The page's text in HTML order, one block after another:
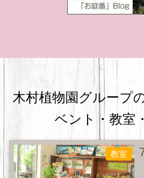
木村植物園グループ
ベント・教室
教室